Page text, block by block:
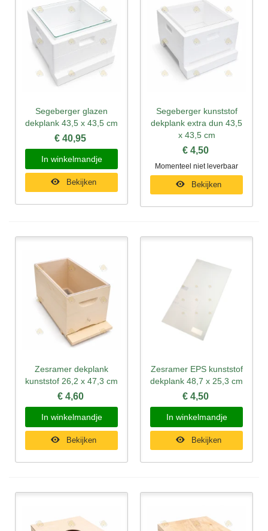
Segeberger glazen
dekplank 43,5 x 43,5 cm
€ 40,95
In winkelmandje
Bekijken
Segeberger kunststof
dekplank extra dun 43,5
x 43,5 cm
€ 4,50
Momenteel niet leverbaar
Bekijken
Zesramer dekplank
kunststof 26,2 x 47,3 cm
€ 4,60
In winkelmandje
Bekijken
Zesramer EPS kunststof
dekplank 48,7 x 25,3 cm
€ 4,50
In winkelmandje
Bekijken